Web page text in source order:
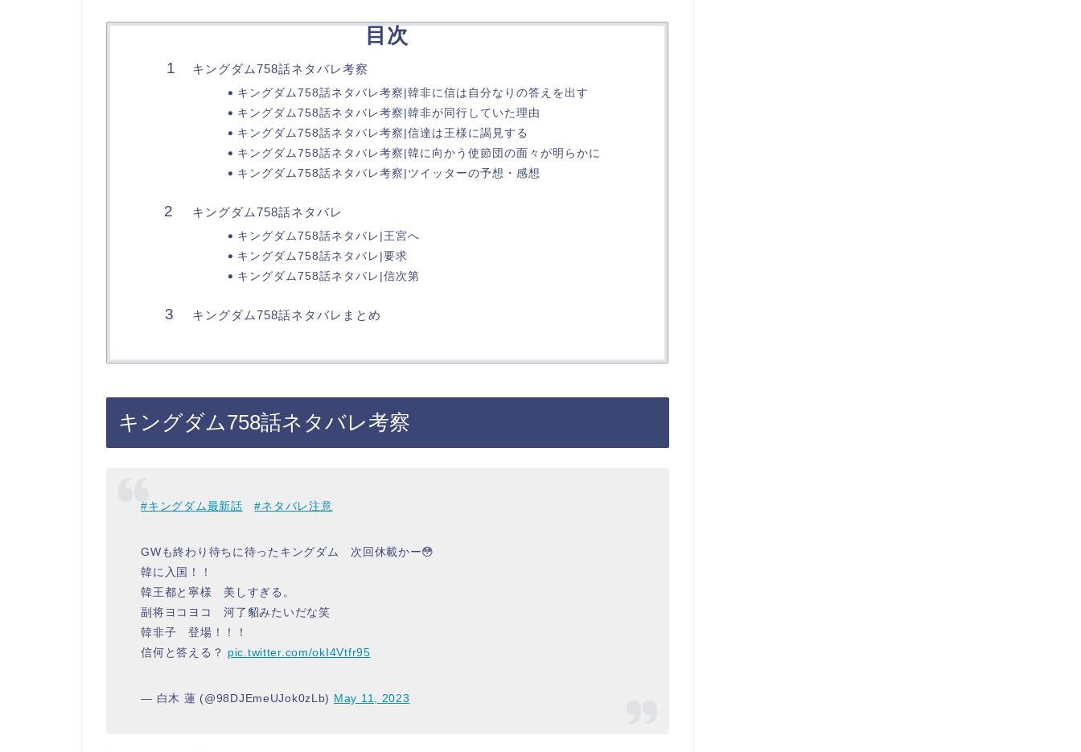
目次
キングダム758話ネタバレ考察
キングダム758話ネタバレ考察|韓非に信は自分なりの答えを出す
キングダム758話ネタバレ考察|韓非が同行していた理由
キングダム758話ネタバレ考察|信達は王様に謁見する
キングダム758話ネタバレ考察|韓に向かう使節団の面々が明らかに
キングダム758話ネタバレ考察|ツイッターの予想・感想
キングダム758話ネタバレ
キングダム758話ネタバレ|王宮へ
キングダム758話ネタバレ|要求
キングダム758話ネタバレ|信次第
キングダム758話ネタバレまとめ
キングダム758話ネタバレ考察
#キングダム最新話 #ネタバレ注意
GWも終わり待ちに待ったキングダム 次回休載かー😳
韓に入国！！
韓王都と寧様 美しすぎる。
副将ヨコヨコ 河了貂みたいだな笑
韓非子 登場！！！
信何と答える？ pic.twitter.com/okI4Vtfr95
— 白木 蓮 (@98DJEmeUJok0zLb) May 11, 2023